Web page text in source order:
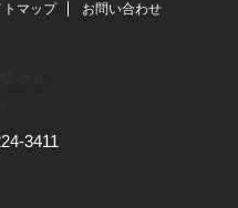
トマップ お問い合わせ